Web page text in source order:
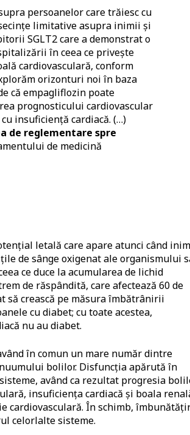
persoanelor care trăiesc cu
limitative asupra inimii și
SGLT2 care a demonstrat o
în ceea ce privește
cardiovasculară, conform
orizonturi noi în baza
că empagliflozin poate
prognosticului cardiovascular
insuficiență cardiacă. (…)
de reglementare spre
de medicină
letală care apare atunci când
de sânge oxigenat ale organismului
ce duce la acumularea de lichid
de răspândită, care afectează 60 de
să crească pe măsura îmbătrânirii
cu diabet; cu toate acestea,
nu au diabet.
în comun un mare număr dintre
bolilor. Disfuncția apărută în
având ca rezultat progresia
insuficiența cardiacă și boala
cardiovasculară. În schimb,
celorlalte sisteme.